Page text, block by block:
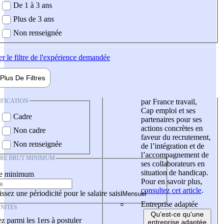
De 1 à 3 ans
Plus de 3 ans
Non renseignée
le filtre de l'expérience demandée
Plus De Filtres
Cadre
Non cadre
Non renseignée
BRUT MINIMUM
minimum
une périodicité pour le salaire saisi
parmi les 1ers à postuler
par France travail,
Cap emploi et ses
partenaires pour ses
actions concrètes en
faveur du recrutement,
de l’intégration et de
l’accompagnement de
ses collaborateurs en
situation de handicap.
Pour en savoir plus,
consultez cet article.
Entreprise adaptée
Qu'est-ce qu'une
entreprise adaptée